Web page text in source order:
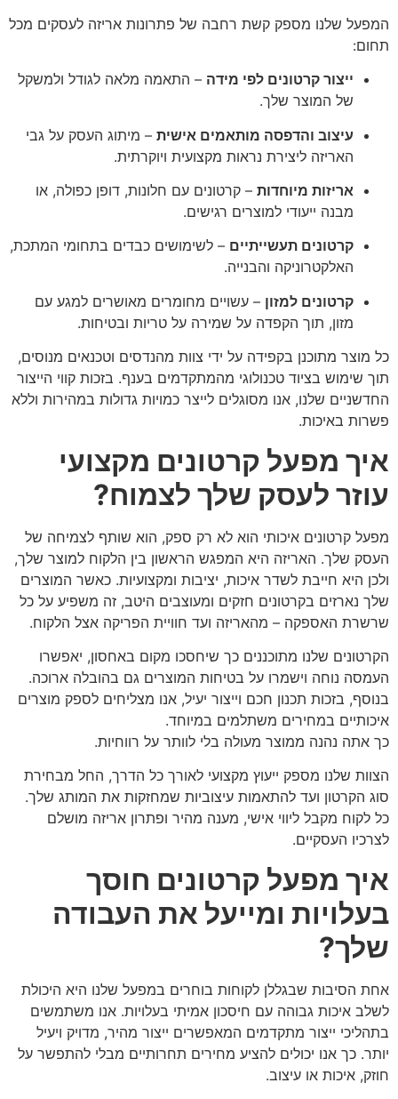
המפעל שלנו מספק קשת רחבה של פתרונות אריזה לעסקים מכל
תחום:
ייצור קרטונים לפי מידה – התאמה מלאה לגודל ולמשקל
של המוצר שלך.
עיצוב והדפסה מותאמים אישית – מיתוג העסק על גבי
האריזה ליצירת נראות מקצועית ויוקרתית.
אריזות מיוחדות – קרטונים עם חלונות, דופן כפולה, או
מבנה ייעודי למוצרים רגישים.
קרטונים תעשייתיים – לשימושים כבדים בתחומי המתכת,
האלקטרוניקה והבנייה.
קרטונים למזון – עשויים מחומרים מאושרים למגע עם
מזון, תוך הקפדה על שמירה על טריות ובטיחות.
כל מוצר מתוכנן בקפידה על ידי צוות מהנדסים וטכנאים מנוסים,
תוך שימוש בציוד טכנולוגי מהמתקדמים בענף. בזכות קווי הייצור
החדשניים שלנו, אנו מסוגלים לייצר כמויות גדולות במהירות וללא
פשרות באיכות.
איך מפעל קרטונים מקצועי
עוזר לעסק שלך לצמוח?
מפעל קרטונים איכותי הוא לא רק ספק, הוא שותף לצמיחה של
העסק שלך. האריזה היא המפגש הראשון בין הלקוח למוצר שלך,
ולכן היא חייבת לשדר איכות, יציבות ומקצועיות. כאשר המוצרים
שלך נארזים בקרטונים חזקים ומעוצבים היטב, זה משפיע על כל
שרשרת האספקה – מהאריזה ועד חוויית הפריקה אצל הלקוח.
הקרטונים שלנו מתוכננים כך שיחסכו מקום באחסון, יאפשרו
העמסה נוחה וישמרו על בטיחות המוצרים גם בהובלה ארוכה.
בנוסף, בזכות תכנון חכם וייצור יעיל, אנו מצליחים לספק מוצרים
איכותיים במחירים משתלמים במיוחד.
כך אתה נהנה ממוצר מעולה בלי לוותר על רווחיות.
הצוות שלנו מספק ייעוץ מקצועי לאורך כל הדרך, החל מבחירת
סוג הקרטון ועד להתאמות עיצוביות שמחזקות את המותג שלך.
כל לקוח מקבל ליווי אישי, מענה מהיר ופתרון אריזה מושלם
לצרכיו העסקיים.
איך מפעל קרטונים חוסך
בעלויות ומייעל את העבודה
שלך?
אחת הסיבות שבגללן לקוחות בוחרים במפעל שלנו היא היכולת
לשלב איכות גבוהה עם חיסכון אמיתי בעלויות. אנו משתמשים
בתהליכי ייצור מתקדמים המאפשרים ייצור מהיר, מדויק ויעיל
יותר. כך אנו יכולים להציע מחירים תחרותיים מבלי להתפשר על
חוזק, איכות או עיצוב.